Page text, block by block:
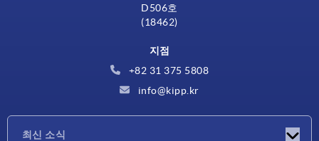
D506호
(18462)
지점
+82 31 375 5808
info@kipp.kr
최신 소식